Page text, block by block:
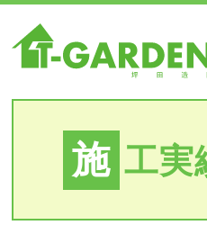
施 工実